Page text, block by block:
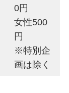
0円
女性500
円
※特別企
画は除く